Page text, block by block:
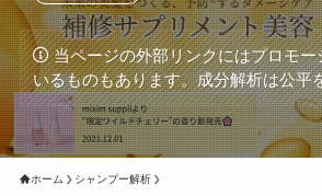
当ページの外部リンクにはプロモ
いるものもあります。成分解析は公平
ホーム シャンプー解析